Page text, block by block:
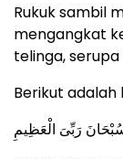
Rukuk sambil
mengangkat
telinga,
Berikut adalah
رَبِّىَ الْعَظِيمِ